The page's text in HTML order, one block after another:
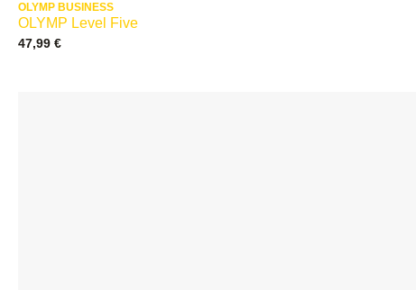
OLYMP BUSINESS
OLYMP Level Five
47,99 €